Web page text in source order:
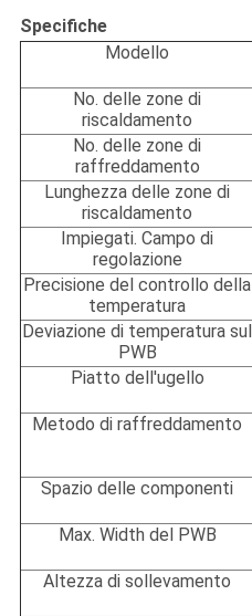
Specifiche
Modello
No. delle zone di
riscaldamento
No. delle zone di
raffreddamento
Lunghezza delle zone di
riscaldamento
Impiegati. Campo di
regolazione
Precisione del controllo della
temperatura
Deviazione di temperatura sul
PWB
Piatto dell'ugello
Metodo di raffreddamento
Spazio delle componenti
Max. Width del PWB
Altezza di sollevamento